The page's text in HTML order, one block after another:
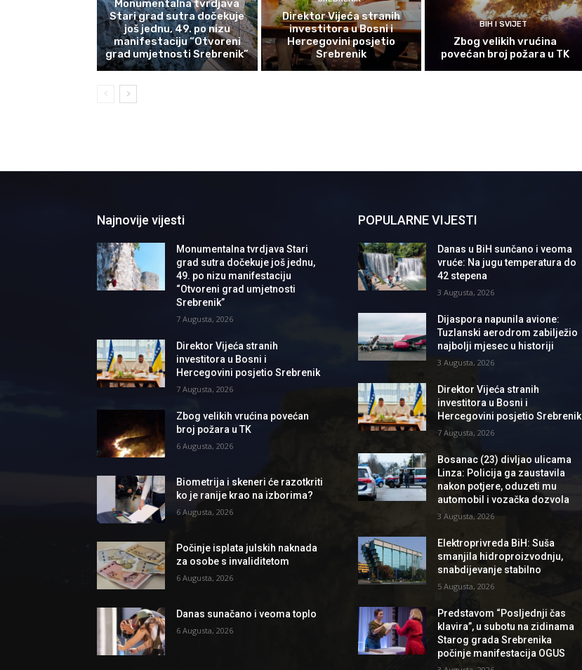
Monumentalna tvrdjava
Stari grad sutra dočekuje
još jednu, 49. po nizu
manifestaciju “Otvoreni
grad umjetnosti Srebrenik”
Direktor Vijeća stranih
investitora u Bosni i
Hercegovini posjetio
Srebrenik
BIH I SVIJET
Zbog velikih vrućina
povećan broj požara u TK
Najnovije vijesti
Monumentalna tvrdjava Stari
grad sutra dočekuje još jednu,
49. po nizu manifestaciju
“Otvoreni grad umjetnosti
Srebrenik”
7 Augusta, 2026
Direktor Vijeća stranih
investitora u Bosni i
Hercegovini posjetio Srebrenik
7 Augusta, 2026
Zbog velikih vrućina povećan
broj požara u TK
6 Augusta, 2026
Biometrija i skeneri će razotkriti
ko je ranije krao na izborima?
6 Augusta, 2026
Počinje isplata julskih naknada
za osobe s invaliditetom
6 Augusta, 2026
Danas sunačano i veoma toplo
6 Augusta, 2026
POPULARNE VIJESTI
Danas u BiH sunčano i veoma
vruće: Na jugu temperatura do
42 stepena
3 Augusta, 2026
Dijaspora napunila avione:
Tuzlanski aerodrom zabilježio
najbolji mjesec u historiji
3 Augusta, 2026
Direktor Vijeća stranih
investitora u Bosni i
Hercegovini posjetio Srebrenik
7 Augusta, 2026
Bosanac (23) divljao ulicama
Linza: Policija ga zaustavila
nakon potjere, oduzeti mu
automobil i vozačka dozvola
3 Augusta, 2026
Elektroprivreda BiH: Suša
smanjila hidroproizvodnju,
snabdijevanje stabilno
5 Augusta, 2026
Predstavom “Posljednji čas
klavira”, u subotu na zidinama
Starog grada Srebrenika
počinje manifestacija OGUS